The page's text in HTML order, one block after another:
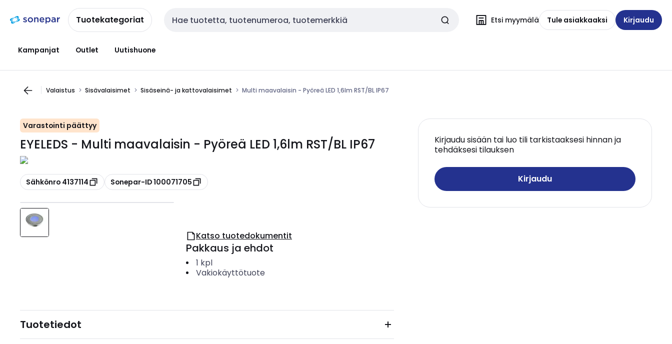
navigointiinsisältöönTuotekategoriat Haku Etsi myymälä Tule asiakkaaksi Kirjaudu
Kampanjat Outlet Uutishuone
Valaistus Sisävalaisimet Sisäseinä- ja kattovalaisimet Multi maavalaisin - Pyöreä LED 1,6lm RST/BL IP67
Varastointi päättyy
EYELEDS - Multi maavalaisin - Pyöreä LED 1,6lm RST/BL IP67
Kopioi
Sähkönro 4137114 Kopioi
Sonepar-ID 100071705
Kirjaudu sisään tai luo tili tarkistaaksesi hinnan ja
tehdäksesi tilauksen
Kirjaudu
Katso tuotedokumentit
Pakkaus ja ehdot
1 kpl
Vakiokäyttötuote
Tuotetiedot